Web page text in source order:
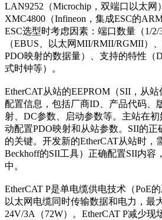
LAN9252（Microchip，双端口以太网
XMC4800（Infineon，集成ESC的
ESC选型时考虑因素：端口数量（1/
（EBUS、以太网MII/RMII/RGMII）
PDO映射的数据量）、支持的特性（
式时钟等）。
EtherCAT从站的EEPROM（SII，从
配置信息，包括厂商ID、产品代码、
射、DC参数、启动参数等。主站在
动配置PDO映射和从站参数。SII的正
的关键。开发新的EtherCAT从站时，
Beckhoff的SII工具）正确配置SII内容
中。
EtherCAT P是单电缆供电技术（PoE
以太网电缆同时传输数据和电力，最
24V/3A（72W）。EtherCAT P减少